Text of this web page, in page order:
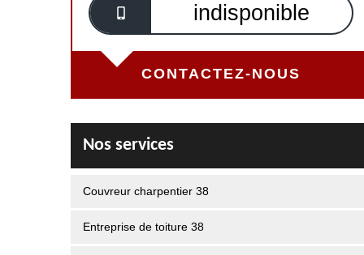
indisponible
CONTACTEZ-NOUS
Nos services
Couvreur charpentier 38
Entreprise de toiture 38